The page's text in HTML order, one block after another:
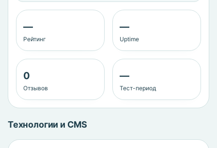
—
Рейтинг
—
Uptime
0
Отзывов
—
Тест-период
Технологии и CMS